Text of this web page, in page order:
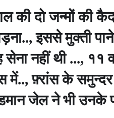
की दो जन्मों की
,इससे मुक्ती
नहीं थी ..., ११
में..,फ़्रांस के समुन्दर
जेल ने भी उनके